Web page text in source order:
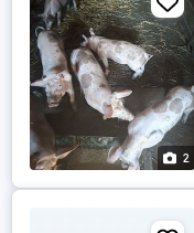
2